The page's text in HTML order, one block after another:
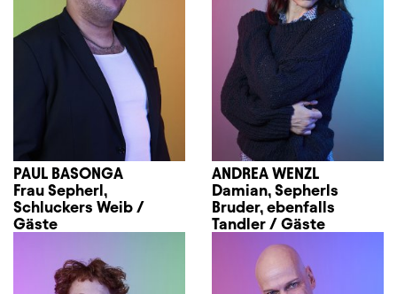
PAUL BASONGA
Frau Sepherl,
Schluckers Weib /
Gäste
ANDREA WENZL
Damian, Sepherls
Bruder, ebenfalls
Tandler / Gäste